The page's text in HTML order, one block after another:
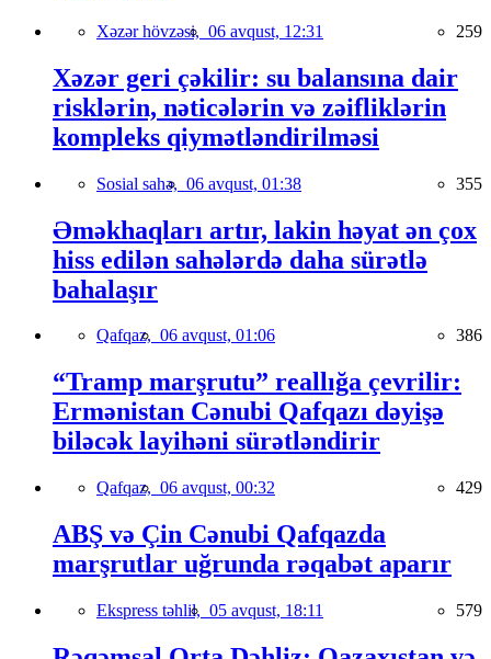
Xəzər hövzəsi, 06 avqust, 12:31 259
Xəzər geri çəkilir: su balansına dair
risklərin, nəticələrin və zəifliklərin
kompleks qiymətləndirilməsi
Sosial sahə, 06 avqust, 01:38 355
Əməkhaqları artır, lakin həyat ən çox
hiss edilən sahələrdə daha sürətlə
bahalaşır
Qafqaz, 06 avqust, 01:06 386
“Tramp marşrutu” reallığa çevrilir:
Ermənistan Cənubi Qafqazı dəyişə
biləcək layihəni sürətləndirir
Qafqaz, 06 avqust, 00:32 429
ABŞ və Çin Cənubi Qafqazda
marşrutlar uğrunda rəqabət aparır
Ekspress təhlil, 05 avqust, 18:11 579